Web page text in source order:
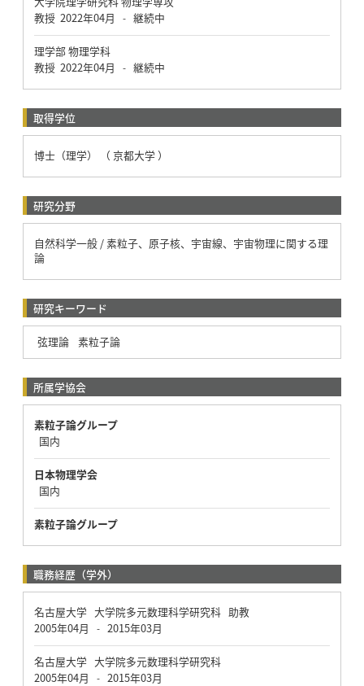
教授 2022年04月 - 継続中
理学部 物理学科
教授 2022年04月 - 継続中
取得学位
博士（理学） （ 京都大学 ）
研究分野
自然科学一般 / 素粒子、原子核、宇宙線、宇宙物理に関する理
論
研究キーワード
弦理論 素粒子論
所属学協会
素粒子論グループ
国内
日本物理学会
国内
素粒子論グループ
職務経歴（学外）
名古屋大学 大学院多元数理科学研究科 助教
2005年04月
- 2015年03月
名古屋大学 大学院多元数理科学研究科
2005年04月
- 2015年03月